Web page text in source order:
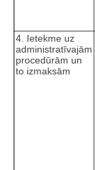
4. Ietekme uz
administratīvajām
procedūrām un
to izmaksām